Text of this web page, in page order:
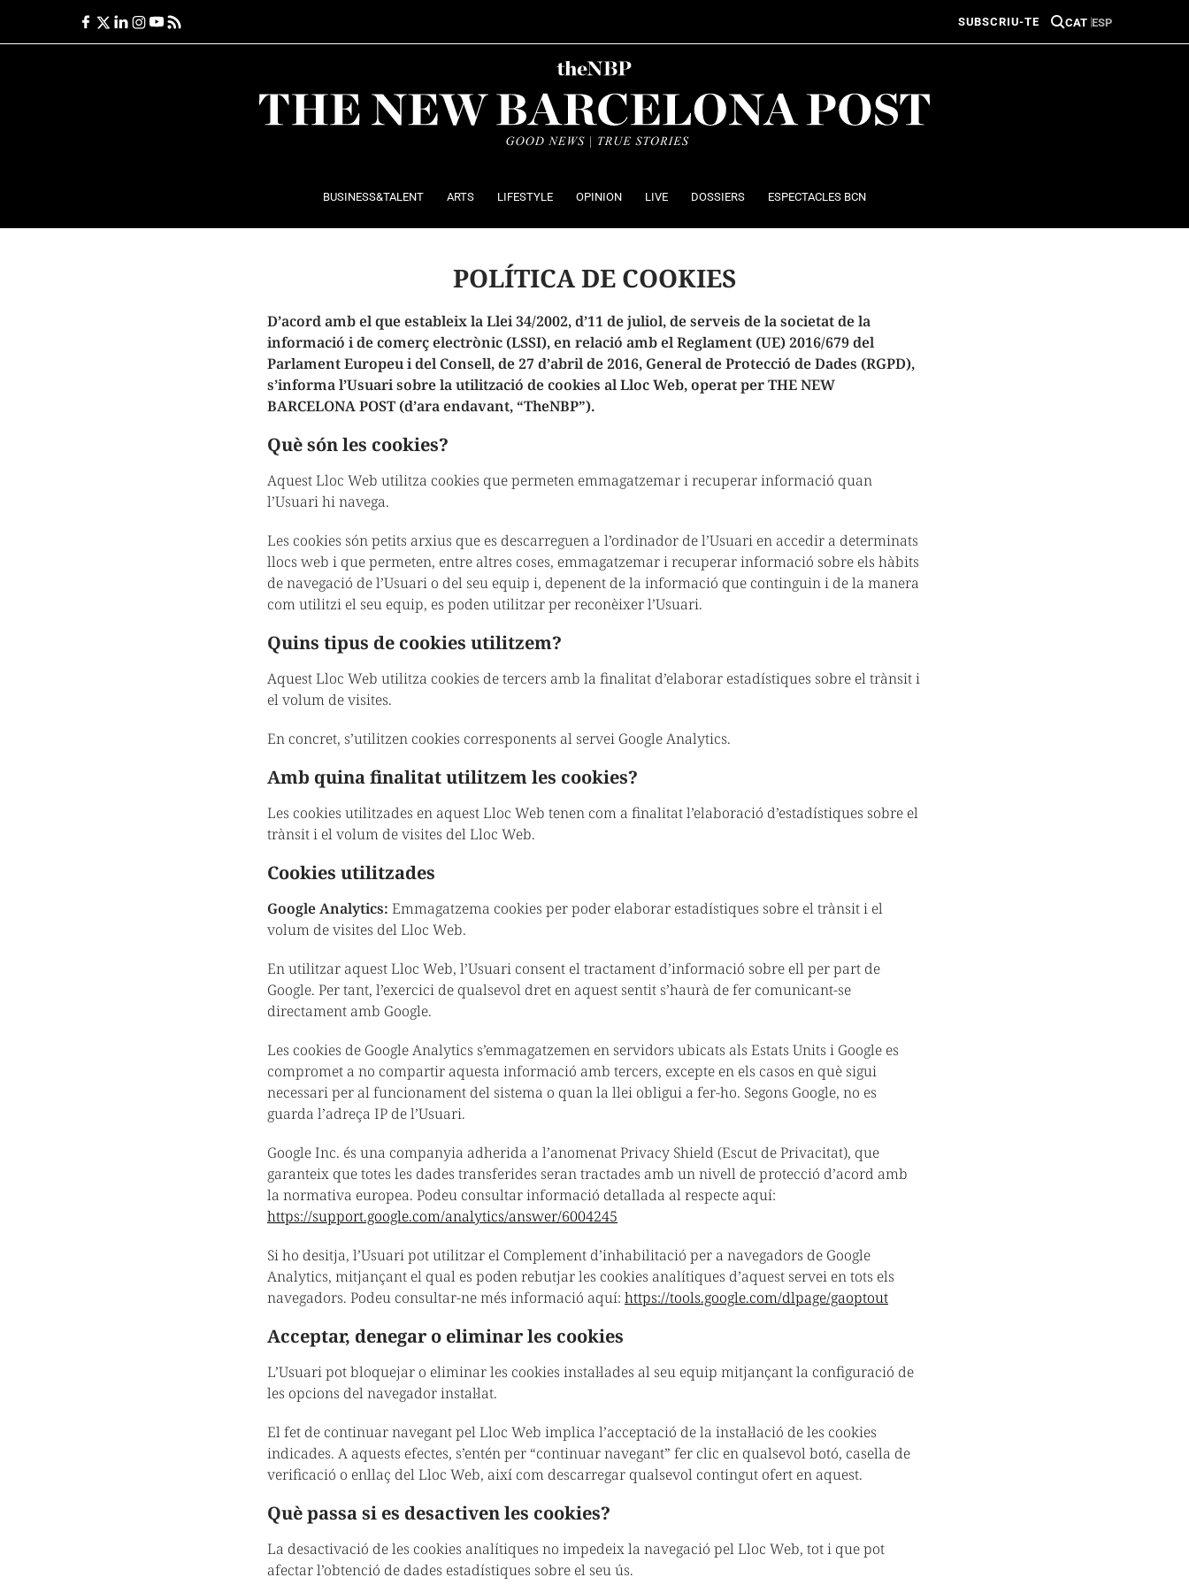
contenido
SUBSCRIU-TE CAT ESP
BUSINESS&TALENT ARTS LIFESTYLE OPINION LIVE DOSSIERS ESPECTACLES BCN
POLÍTICA DE COOKIES
D’acord amb el que estableix la Llei 34/2002, d’11 de juliol, de serveis de la societat de la
informació i de comerç electrònic (LSSI), en relació amb el Reglament (UE) 2016/679 del
Parlament Europeu i del Consell, de 27 d’abril de 2016, General de Protecció de Dades (RGPD),
s’informa l’Usuari sobre la utilització de cookies al Lloc Web, operat per THE NEW
BARCELONA POST (d’ara endavant, “TheNBP”).
Què són les cookies?
Aquest Lloc Web utilitza cookies que permeten emmagatzemar i recuperar informació quan
l’Usuari hi navega.
Les cookies són petits arxius que es descarreguen a l’ordinador de l’Usuari en accedir a determinats
llocs web i que permeten, entre altres coses, emmagatzemar i recuperar informació sobre els hàbits
de navegació de l’Usuari o del seu equip i, depenent de la informació que continguin i de la manera
com utilitzi el seu equip, es poden utilitzar per reconèixer l’Usuari.
Quins tipus de cookies utilitzem?
Aquest Lloc Web utilitza cookies de tercers amb la finalitat d’elaborar estadístiques sobre el trànsit i
el volum de visites.
En concret, s’utilitzen cookies corresponents al servei Google Analytics.
Amb quina finalitat utilitzem les cookies?
Les cookies utilitzades en aquest Lloc Web tenen com a finalitat l’elaboració d’estadístiques sobre el
trànsit i el volum de visites del Lloc Web.
Cookies utilitzades
Google Analytics: Emmagatzema cookies per poder elaborar estadístiques sobre el trànsit i el
volum de visites del Lloc Web.
En utilitzar aquest Lloc Web, l’Usuari consent el tractament d’informació sobre ell per part de
Google. Per tant, l’exercici de qualsevol dret en aquest sentit s’haurà de fer comunicant-se
directament amb Google.
Les cookies de Google Analytics s’emmagatzemen en servidors ubicats als Estats Units i Google es
compromet a no compartir aquesta informació amb tercers, excepte en els casos en què sigui
necessari per al funcionament del sistema o quan la llei obligui a fer-ho. Segons Google, no es
guarda l’adreça IP de l’Usuari.
Google Inc. és una companyia adherida a l’anomenat Privacy Shield (Escut de Privacitat), que
garanteix que totes les dades transferides seran tractades amb un nivell de protecció d’acord amb
la normativa europea. Podeu consultar informació detallada al respecte aquí:
https://support.google.com/analytics/answer/6004245
Si ho desitja, l’Usuari pot utilitzar el Complement d’inhabilitació per a navegadors de Google
Analytics, mitjançant el qual es poden rebutjar les cookies analítiques d’aquest servei en tots els
navegadors. Podeu consultar-ne més informació aquí: https://tools.google.com/dlpage/gaoptout
Acceptar, denegar o eliminar les cookies
L’Usuari pot bloquejar o eliminar les cookies instal·lades al seu equip mitjançant la configuració de
les opcions del navegador instal·lat.
El fet de continuar navegant pel Lloc Web implica l’acceptació de la instal·lació de les cookies
indicades. A aquests efectes, s’entén per “continuar navegant” fer clic en qualsevol botó, casella de
verificació o enllaç del Lloc Web, així com descarregar qualsevol contingut ofert en aquest.
Què passa si es desactiven les cookies?
La desactivació de les cookies analítiques no impedeix la navegació pel Lloc Web, tot i que pot
afectar l’obtenció de dades estadístiques sobre el seu ús.